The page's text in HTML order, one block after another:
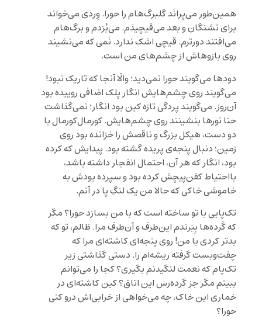
همین‌طور می‌پرانَد گلبرگ‌هام را حورا. وِردی می‌خواند
برای تشنگان و بعد می‌قیچیدَم. می‌بُرَدم و برگ‌هام
می‌افتند دورترم. قیچی اشک ندارد. نَمی که می‌نشیند
روی بازوهاش از چشم‌های من است.
دودها می‌گویند حورا نمی‌دید؛ والّا آنجا که تاریک نبود!
می‌گویند روی چشم‌هایش انگار پلک اضافی روییده بود
آن‌روز. می‌گویند پردگی تازه‌ کین بود انگار؛ نمی‌گذاشت
حتا نورها بنشینند روی چشم‌هایش. کورمال‌کورمال با
دو دست، هیکل بزرگ و ناقصش را خزانده بود روی
زمین؛ دنبال پنجه‌ی پریده گشته بود. پیدایش که کرده
بود، انگار که هر آن، احتمال انفجار داشته باشد،
بااحتیاط کفن‌پیچش کرده بود و سپرده بودش به
خاموشی خاکی که حالا من یک ‌لنگِ ‌پا در آنم.
تک‌پایی با تو ساخته است که با من بسازد حورا؟ مگر
که گَرده‌ها بِبَرندم این‌طرف و آن‌طرف مرا. ظالم، تو که
بدتر کردی با من! روی پنجه‌ای کاشته‌ای مرا که
چفت‌وبست گرفته ریشه‌ام را. دستی گذاشتی زیر
تک‌پام که نعمت لنگیدنم بگیری؟ کجا را می‌توانم
ببینم مگر جز گرده‌رس این اتاق؟ کین کاشته‌ای در
خماری این خاک، چه می‌خواهی از خرابی‌اش درو کنی
حورا؟